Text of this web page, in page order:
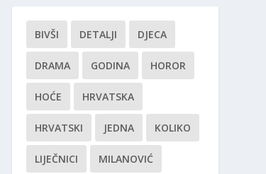
BIVŠI DETALJI DJECA
DRAMA GODINA HOROR
HOĆE HRVATSKA
HRVATSKI JEDNA KOLIKO
LIJEČNICI MILANOVIĆ